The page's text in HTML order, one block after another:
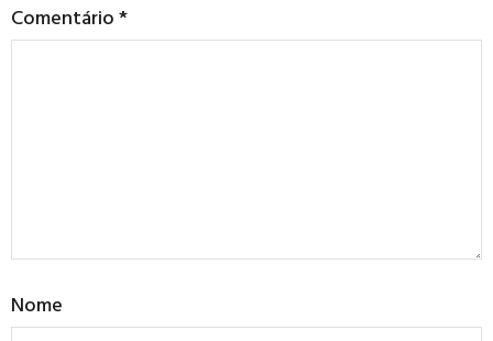
Comentário*
Nome